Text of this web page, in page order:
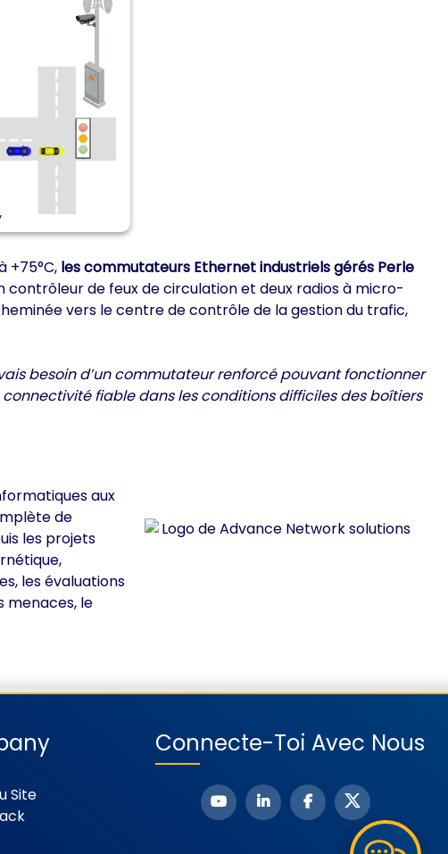
+75°C, les commutateurs Ethernet industriels gérés Perle
contrôleur de feux de circulation et deux radios à micro-
vers le centre de contrôle de la gestion du trafic,
besoin d’un commutateur renforcé pouvant fonctionner
fiable dans les conditions difficiles des boîtiers
aux
de
les projets
les évaluations
menaces, le
Site
Connecte-Toi Avec Nous